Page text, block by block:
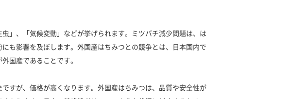
」、「気候変動」などが挙げられます。ミツバチ減少問題は、は
も影響を及ぼします。外国産はちみつとの競争とは、日本国内で
国産であることです。
すが、価格が高くなります。外国産はちみつは、品質や安全性が